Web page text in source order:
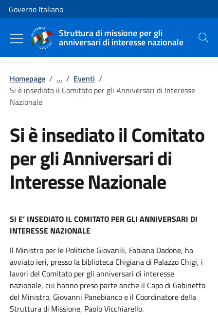
Vai al contenuto
Vai alla navigazione del sito
Governo Italiano
Struttura di missione per gli
anniversari di interesse nazionale Cerca
Homepage / ... / Eventi /
Si è insediato il Comitato per gli Anniversari di Interesse
Nazionale
Si è insediato il Comitato
per gli Anniversari di
Interesse Nazionale
SI E’ INSEDIATO IL COMITATO PER GLI ANNIVERSARI DI
INTERESSE NAZIONALE
Il Ministro per le Politiche Giovanili, Fabiana Dadone, ha
avviato ieri, presso la biblioteca Chigiana di Palazzo Chigi, i
lavori del Comitato per gli anniversari di interesse
nazionale, cui hanno preso parte anche il Capo di Gabinetto
del Ministro, Giovanni Panebianco e il Coordinatore della
Struttura di Missione, Paolo Vicchiarello.